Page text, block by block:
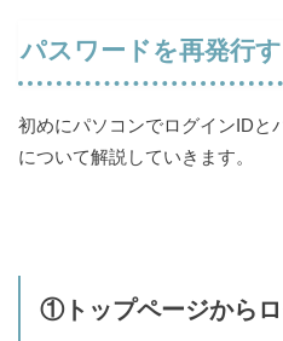
パスワードを再発行
初めにパソコンでログインIDと
について解説していきます。
①トップページから